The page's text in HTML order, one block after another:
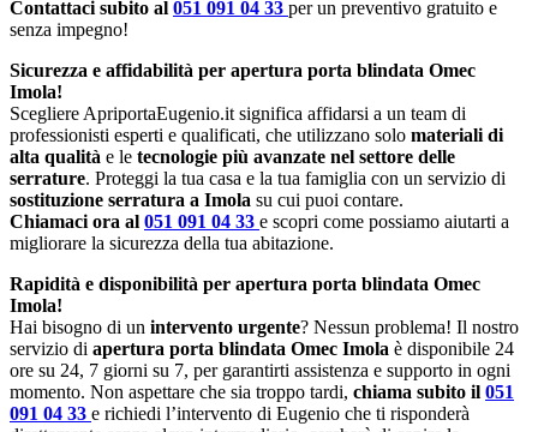
Contattaci subito al 051 091 04 33 per un preventivo gratuito e
senza impegno!
Sicurezza e affidabilità per apertura porta blindata Omec
Imola!
Scegliere ApriportaEugenio.it significa affidarsi a un team di
professionisti esperti e qualificati, che utilizzano solo materiali di
alta qualità e le tecnologie più avanzate nel settore delle
serrature. Proteggi la tua casa e la tua famiglia con un servizio di
sostituzione serratura a Imola su cui puoi contare.
Chiamaci ora al 051 091 04 33 e scopri come possiamo aiutarti a
migliorare la sicurezza della tua abitazione.
Rapidità e disponibilità per apertura porta blindata Omec
Imola!
Hai bisogno di un intervento urgente? Nessun problema! Il nostro
servizio di apertura porta blindata Omec Imola è disponibile 24
ore su 24, 7 giorni su 7, per garantirti assistenza e supporto in ogni
momento. Non aspettare che sia troppo tardi, chiama subito il 051
091 04 33 e richiedi l’intervento di Eugenio che ti risponderà